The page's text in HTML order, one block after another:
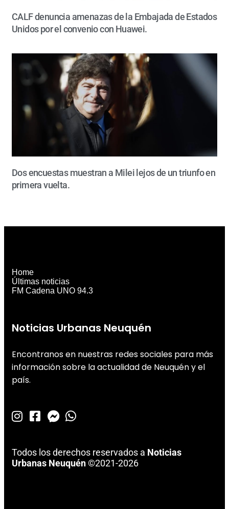
CALF denuncia amenazas de la Embajada de Estados
Unidos por el convenio con Huawei.
Dos encuestas muestran a Milei lejos de un triunfo en
primera vuelta.
Noticias Urbanas Neuquén
Encontranos en nuestras redes sociales para más
información sobre la actualidad de Neuquén y el
país.
Todos los derechos reservados a Noticias
Urbanas Neuquén©2021-2026
Home
Últimas noticias
FM Cadena UNO 94.3